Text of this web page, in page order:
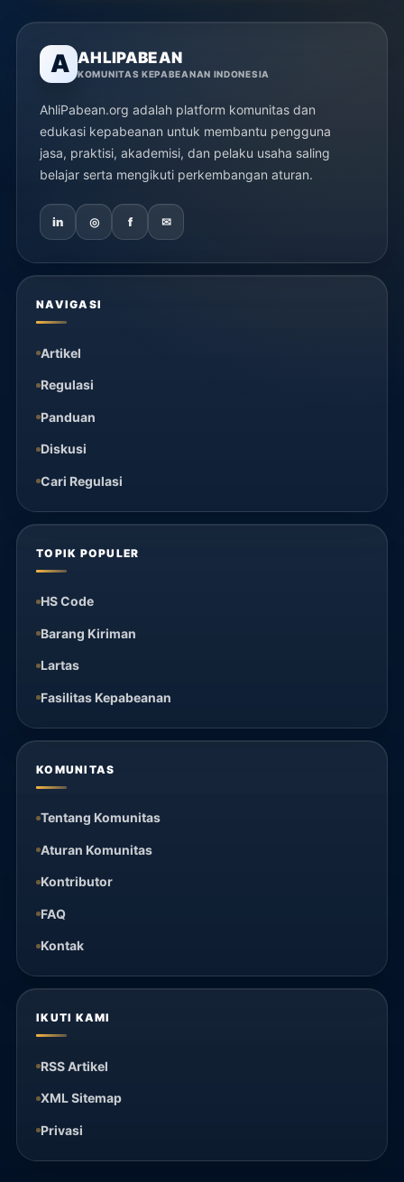
A AHLIPABEAN
KOMUNITAS KEPABEANAN INDONESIA
AhliPabean.org adalah platform komunitas dan
edukasi kepabeanan untuk membantu pengguna
jasa, praktisi, akademisi, dan pelaku usaha saling
belajar serta mengikuti perkembangan aturan.
in ◎ f ✉
NAVIGASI
Artikel
Regulasi
Panduan
Diskusi
Cari Regulasi
TOPIK POPULER
HS Code
Barang Kiriman
Lartas
Fasilitas Kepabeanan
KOMUNITAS
Tentang Komunitas
Aturan Komunitas
Kontributor
FAQ
Kontak
IKUTI KAMI
RSS Artikel
XML Sitemap
Privasi